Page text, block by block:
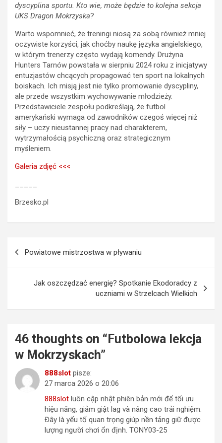
dyscyplina sportu. Kto wie, może będzie to kolejna sekcja
UKS Dragon Mokrzyska?
Warto wspomnieć, że treningi niosą za sobą również mniej
oczywiste korzyści, jak choćby naukę języka angielskiego,
w którym trenerzy często wydają komendy. Drużyna
Hunters Tarnów powstała w sierpniu 2024 roku z inicjatywy
entuzjastów chcących propagować ten sport na lokalnych
boiskach. Ich misją jest nie tylko promowanie dyscypliny,
ale przede wszystkim wychowywanie młodzieży.
Przedstawiciele zespołu podkreślają, że futbol
amerykański wymaga od zawodników czegoś więcej niż
siły – uczy nieustannej pracy nad charakterem,
wytrzymałością psychiczną oraz strategicznym
myśleniem.
Galeria zdjęć <<<
Brzesko.pl
Powiatowe mistrzostwa w pływaniu
Jak oszczędzać energię? Spotkanie Ekodoradcy z
uczniami w Strzelcach Wielkich
46 thoughts on “Futbolowa lekcja
w Mokrzyskach”
888slot pisze:
27 marca 2026 o 20:06
888slot luôn cập nhật phiên bản mới để tối ưu
hiệu năng, giảm giật lag và nâng cao trải nghiệm.
Đây là yếu tố quan trọng giúp nền tảng giữ được
lượng người chơi ổn định. TONY03-25